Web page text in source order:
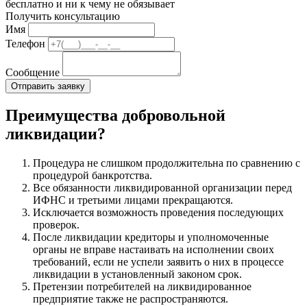
бесплатно и ни к чему не обязывает
Получить консультацию
Имя
Телефон
Сообщение
Преимущества добровольной
ликвидации?
Процедура не слишком продолжительна по сравнению с
процедурой банкротства.
Все обязанности ликвидированной организации перед
ИФНС и третьими лицами прекращаются.
Исключается возможность проведения последующих
проверок.
После ликвидации кредиторы и уполномоченные
органы не вправе настаивать на исполнении своих
требований, если не успели заявить о них в процессе
ликвидации в установленный законом срок.
Претензии потребителей на ликвидированное
предприятие также не распространяются.